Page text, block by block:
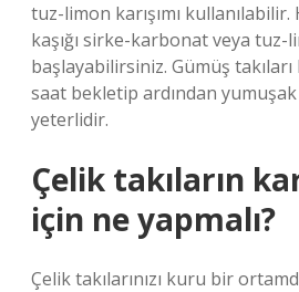
tuz-limon karışımı
kaşığı sirke-karbonat veya tuz-
başlayabilirsiniz. Gümüş takıları
saat bekletip ardından
yeterlidir.
Çelik takıların
için ne yapmalı?
Çelik takılarınızı kuru bir